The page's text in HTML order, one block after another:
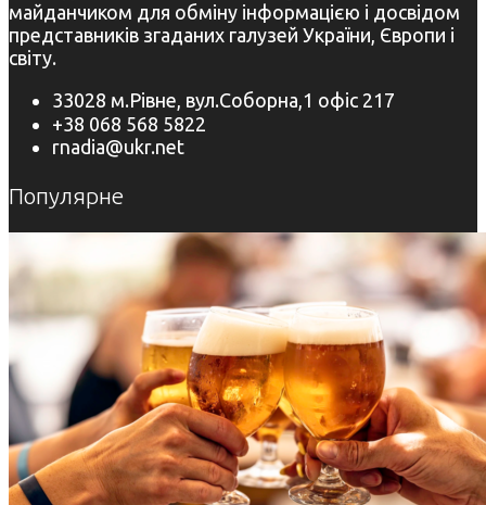
майданчиком для обміну інформацією і досвідом
представників згаданих галузей України, Європи і
світу.
33028 м.Рівне, вул.Соборна,1 офіс 217
+38 068 568 5822
rnadia@ukr.net
Популярне